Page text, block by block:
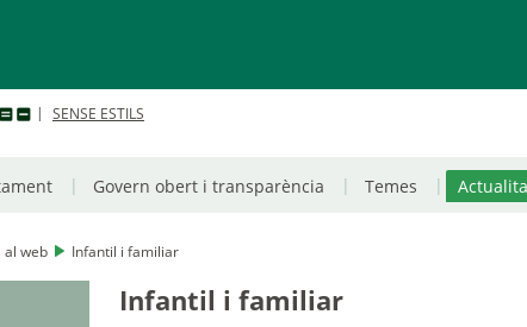
SENSE ESTILS
Govern obert i transparència Temes
al web Infantil i familiar
Infantil i familiar